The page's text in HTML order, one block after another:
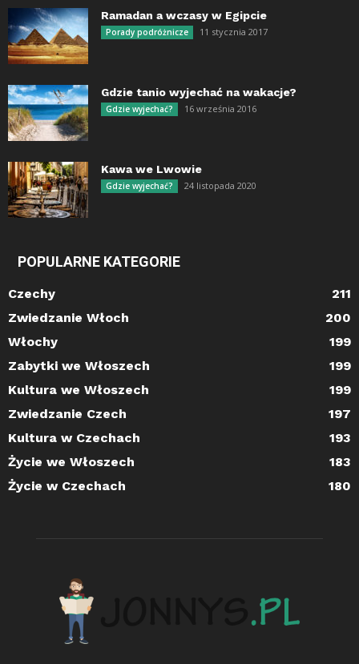
Ramadan a wczasy w Egipcie
Porady podróżnicze 11 stycznia 2017
Gdzie tanio wyjechać na wakacje?
Gdzie wyjechać? 16 września 2016
Kawa we Lwowie
Gdzie wyjechać? 24 listopada 2020
POPULARNE KATEGORIE
Czechy
211
Zwiedzanie Włoch
200
Włochy
199
Zabytki we Włoszech
199
Kultura we Włoszech
199
Zwiedzanie Czech
197
Kultura w Czechach
193
Życie we Włoszech
183
Życie w Czechach
180